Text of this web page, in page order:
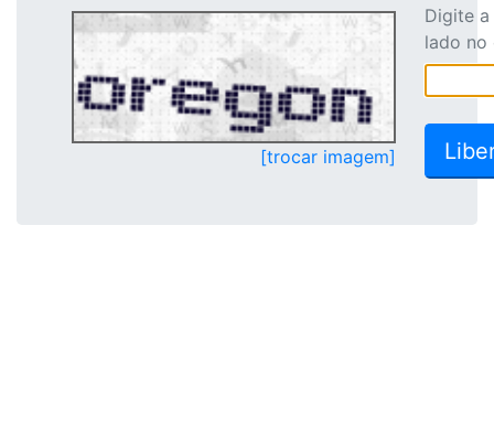
[trocar imagem]
Digite
lado no